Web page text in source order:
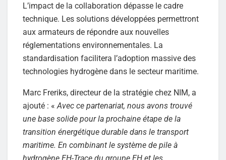
L’impact de la collaboration dépasse le cadre
technique. Les solutions développées permettront
aux armateurs de répondre aux nouvelles
réglementations environnementales. La
standardisation facilitera l’adoption massive des
technologies hydrogène dans le secteur maritime.
Marc Freriks, directeur de la stratégie chez NIM, a
ajouté : «Avec ce partenariat, nous avons trouvé
une base solide pour la prochaine étape de la
transition énergétique durable dans le transport
maritime. En combinant le système de pile à